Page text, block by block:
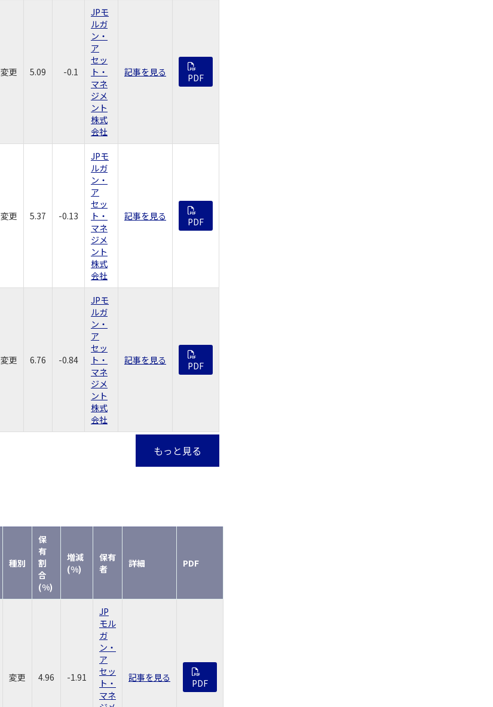
変更 5.09 -0.1
JPモ
ルガ
ン・
ア
セッ
ト・
マネ
ジメ
ント
株式
会社
記事を見る PDF
変更 5.37 -0.13
JPモ
ルガ
ン・
ア
セッ
ト・
マネ
ジメ
ント
株式
会社
記事を見る PDF
変更 6.76 -0.84
JPモ
ルガ
ン・
ア
セッ
ト・
マネ
ジメ
ント
株式
会社
記事を見る PDF
もっと見る
種別
保
有
割
合
(%)
増減
(%)
保有
者
詳細 PDF
変更 4.96 -1.91
JP
モル
ガ
ン・
ア
セッ
ト・
マネ
記事を見る PDF